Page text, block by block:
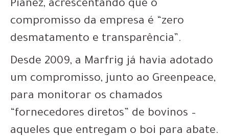
Pianez, acrescentando que o
compromisso da empresa é “zero
desmatamento e transparência”.
Desde 2009, a Marfrig já havia adotado
um compromisso, junto ao Greenpeace,
para monitorar os chamados
“fornecedores diretos” de bovinos –
aqueles que entregam o boi para abate.